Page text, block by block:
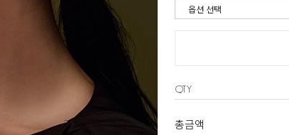
QTY
총금액